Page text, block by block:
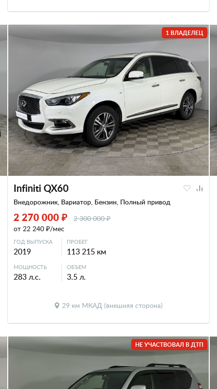
1 ВЛАДЕЛЕЦ
Infiniti QX60
Внедорожник, Вариатор, Бензин, Полный привод
2 270 000 ₽
2 300 000 ₽
от 22 240 ₽/мес
ГОД ВЫПУСКА
2019
ПРОБЕГ
113 215 км
МОЩНОСТЬ
283 л.с.
ОБЪЕМ
3.5 л.
29 км МКАД (внешняя сторона)
НЕ УЧАСТВОВАЛ В ДТП